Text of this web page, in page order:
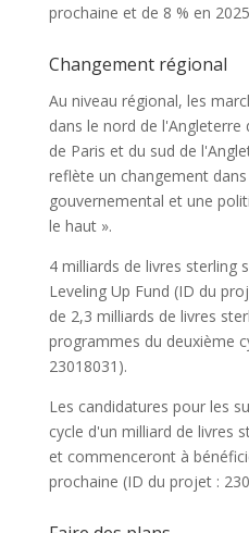
prochaine et de 8 % en
Changement régional
Au niveau régional, les
dans le nord de l'Angleterre
de Paris et du sud de
reflète un changement
gouvernemental et une
le haut ».
4 milliards de livres sterling
Leveling Up Fund (ID du
de 2,3 milliards de livres
programmes du deuxième
23018031).
Les candidatures pour les
cycle d'un milliard de livres
et commenceront à
prochaine (ID du projet :